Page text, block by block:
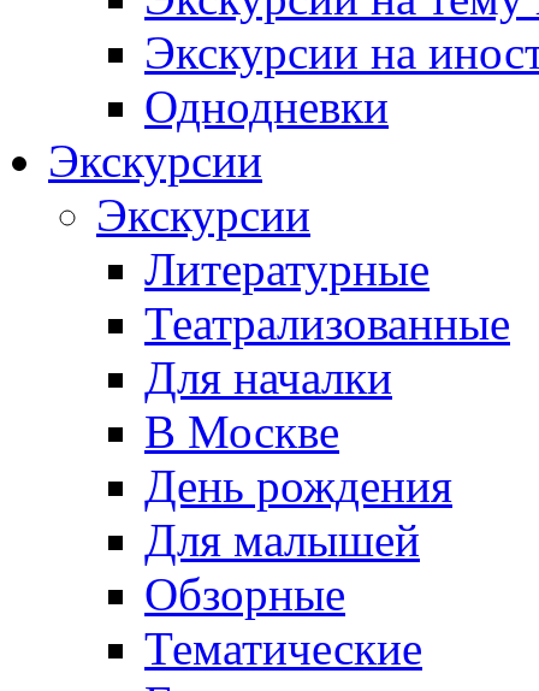
Экскурсии на
Однодневки
Экскурсии
Экскурсии
Литературные
Театрализованные
Для началки
В Москве
День рождения
Для малышей
Обзорные
Тематические